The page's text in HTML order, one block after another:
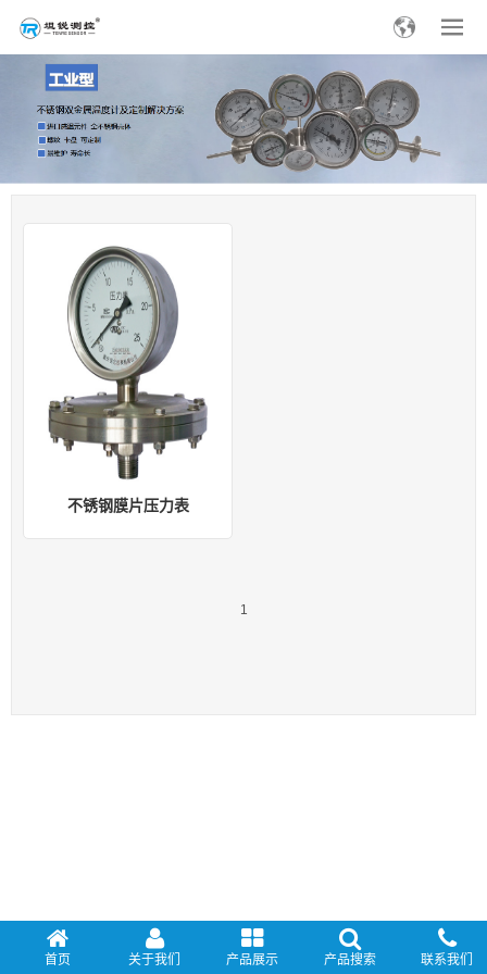
不锈钢膜片压力表
1
首页 关于我们 产品展示 产品搜索 联系我们